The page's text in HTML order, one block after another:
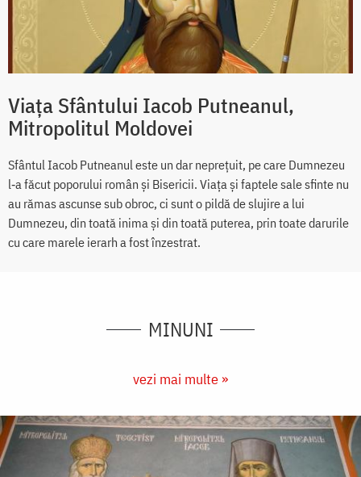
Viața Sfântului Iacob Putneanul,
Mitropolitul Moldovei
Sfântul Iacob Putneanul este un dar neprețuit, pe care Dumnezeu
l‑a făcut poporului român și Bisericii. Viața și faptele sale sfinte nu
au rămas ascunse sub obroc, ci sunt o pildă de slujire a lui
Dumnezeu, din toată inima și din toată puterea, prin toate darurile
cu care marele ierarh a fost înzestrat.
MINUNI
vezi mai multe »